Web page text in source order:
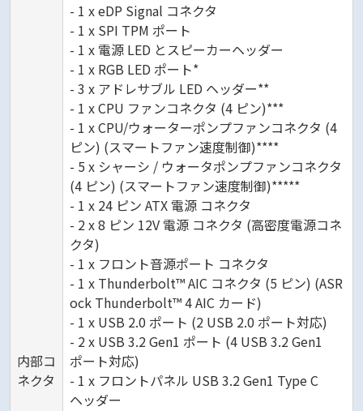
内部コ
ネクタ
- 1 x eDP Signal コネクタ
- 1 x SPI TPM ポート
- 1 x 電源 LED とスピーカーヘッダー
- 1 x RGB LED ポート*
- 3 x アドレサブル LED ヘッダー**
- 1 x CPU ファンコネクタ (4 ピン)***
- 1 x CPU/ウォーターポンプファンコネクタ (4
ピン) (スマートファン速度制御)****
- 5 x シャーシ / ウォータポンプファンコネクタ
(4 ピン) (スマートファン速度制御)*****
- 1 x 24 ピン ATX 電源 コネクタ
- 2 x 8 ピン 12V 電源 コネクタ (高密度電源コネ
クタ)
- 1 x フロント音源ポート コネクタ
- 1 x Thunderbolt™ AIC コネクタ (5 ピン) (ASR
ock Thunderbolt™ 4 AIC カード)
- 1 x USB 2.0 ポート (2 USB 2.0 ポート対応)
- 2 x USB 3.2 Gen1 ポート (4 USB 3.2 Gen1
ポート対応)
- 1 x フロントパネル USB 3.2 Gen1 Type C
ヘッダー